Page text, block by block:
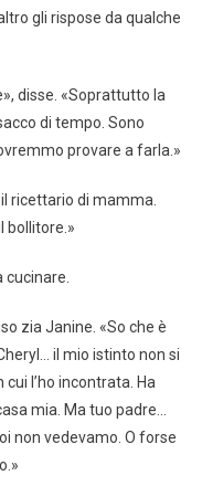
gli rispose da qualche
disse. «Soprattutto la
di tempo. Sono
provare a farla.»
ricettario di mamma.
bollitore.»
zia Janine. «So che è
il mio istinto non si
l’ho incontrata. Ha
mia. Ma tuo padre…
non vedevamo. O forse